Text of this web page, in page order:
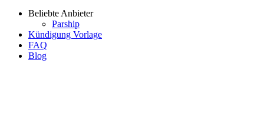
Beliebte Anbieter
Parship
Kündigung Vorlage
FAQ
Blog